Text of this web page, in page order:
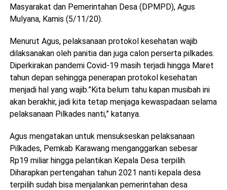
Masyarakat dan Pemerintahan Desa (DPMPD), Agus
Mulyana, Kamis (5/11/20).
Menurut Agus, pelaksanaan protokol kesehatan wajib
dilaksanakan oleh panitia dan juga calon perserta pilkades.
Diperkirakan pandemi Covid-19 masih terjadi hingga Maret
tahun depan sehingga penerapan protokol kesehatan
menjadi hal yang wajib.”Kita belum tahu kapan musibah ini
akan berakhir, jadi kita tetap menjaga kewaspadaan selama
pelaksanaan Pilkades nanti,” katanya.
Agus mengatakan untuk mensukseskan pelaksanaan
Pilkades, Pemkab Karawang menganggarkan sebesar
Rp19 miliar hingga pelantikan Kepala Desa terpilih.
Diharapkan pertengahan tahun 2021 nanti kepala desa
terpilih sudah bisa menjalankan pemerintahan desa